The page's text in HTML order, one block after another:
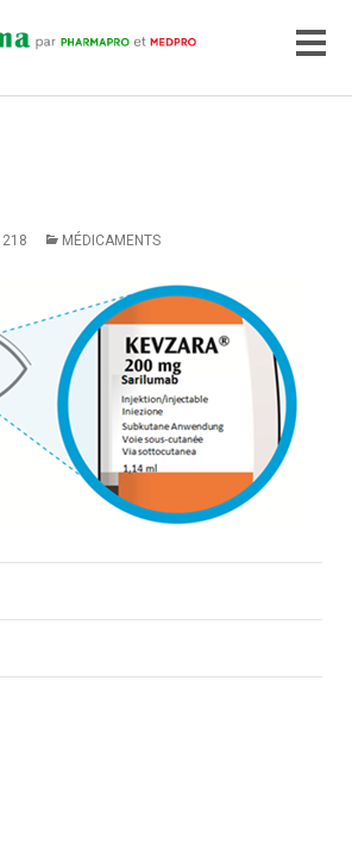
218 MÉDICAMENTS